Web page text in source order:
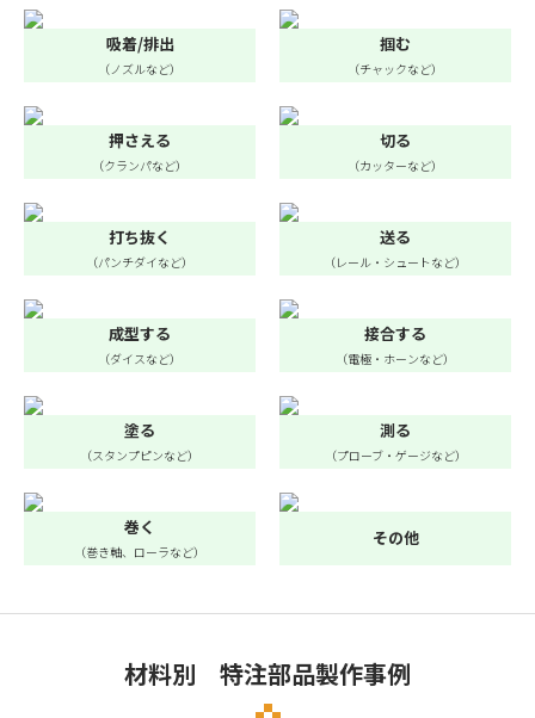
吸着/排出
（ノズルなど）
掴む
（チャックなど）
押さえる
（クランパなど）
切る
（カッターなど）
打ち抜く
（パンチダイなど）
送る
（レール・シュートなど）
成型する
（ダイスなど）
接合する
（電極・ホーンなど）
塗る
（スタンプピンなど）
測る
（プローブ・ゲージなど）
巻く
（巻き軸、ローラなど）
その他
材料別 特注部品製作事例